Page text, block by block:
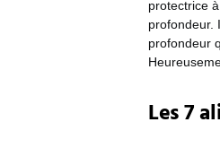
protectrice
profondeur.
profondeur
Les 7